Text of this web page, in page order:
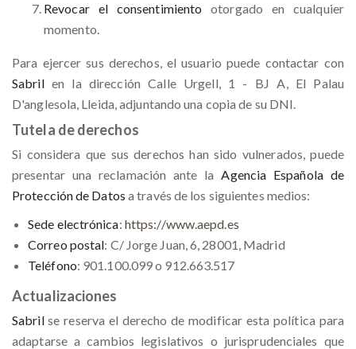
Revocar el consentimiento otorgado en cualquier
momento.
Para ejercer sus derechos, el usuario puede contactar con
Sabrilen la dirección Calle Urgell, 1 - BJ A, El Palau
D'anglesola, Lleida, adjuntando una copia de su DNI.
Tutela de derechos
Si considera que sus derechos han sido vulnerados, puede
presentar una reclamación ante laAgencia Española de
Protección de Datos a través de los siguientes medios:
Sede electrónica: https://www.aepd.es
Correo postal: C/ Jorge Juan, 6, 28001, Madrid
Teléfono: 901.100.099 o 912.663.517
Actualizaciones
Sabrilse reserva el derecho de modificar esta política para
adaptarse a cambios legislativos o jurisprudenciales que